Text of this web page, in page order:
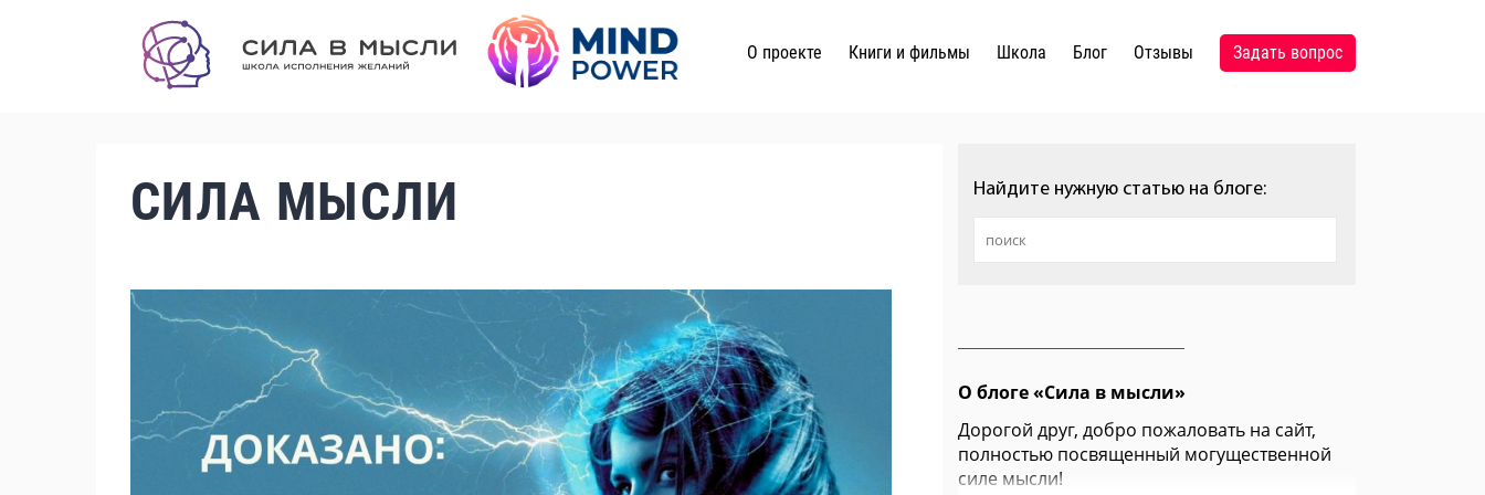
о проекте книги и фильмы школа блог отзывы задать вопрос
СИЛА МЫСЛИ Найдите нужную статью на блоге:
О блоге «Сила в мысли»
Дорогой друг, добро пожаловать на сайт,
полностью посвященный могущественной
силе мысли!